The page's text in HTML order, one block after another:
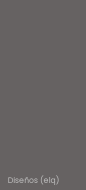
Diseños (elq)